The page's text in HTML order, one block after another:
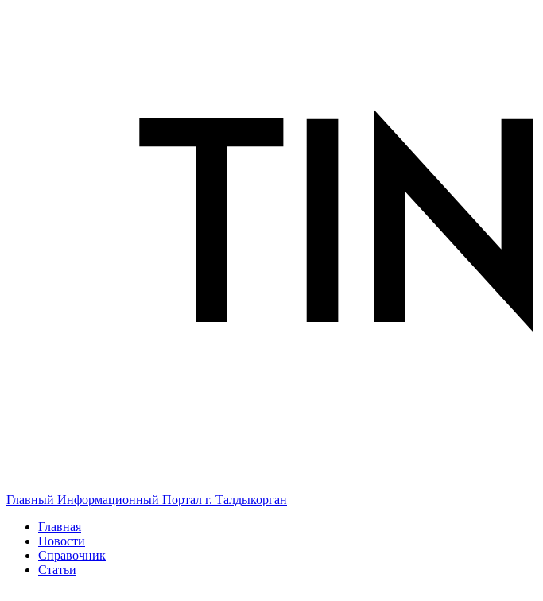
Главный Информационный Портал г. Талдыкорган
Главная
Новости
Справочник
Статьи